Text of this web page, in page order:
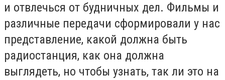
и отвлечься от будничных дел. Фильмы и
различные передачи сформировали у нас
представление, какой должна быть
радиостанция, как она должна
выглядеть, но чтобы узнать, так ли это на